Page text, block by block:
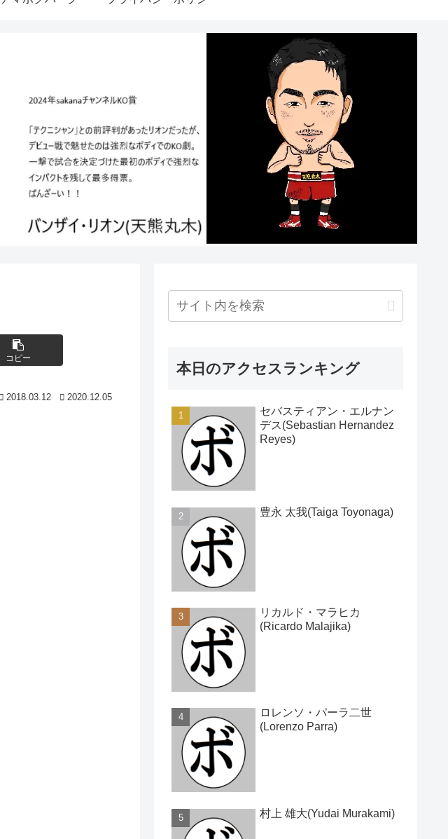
コピー
2018.03.12 2020.12.05
本日のアクセスランキング
セバスティアン・エルナン
デス(Sebastian Hernandez
Reyes)
豊永 太我(Taiga Toyonaga)
リカルド・マラヒカ
(Ricardo Malajika)
ロレンソ・パーラ二世
(Lorenzo Parra)
村上 雄大(Yudai Murakami)